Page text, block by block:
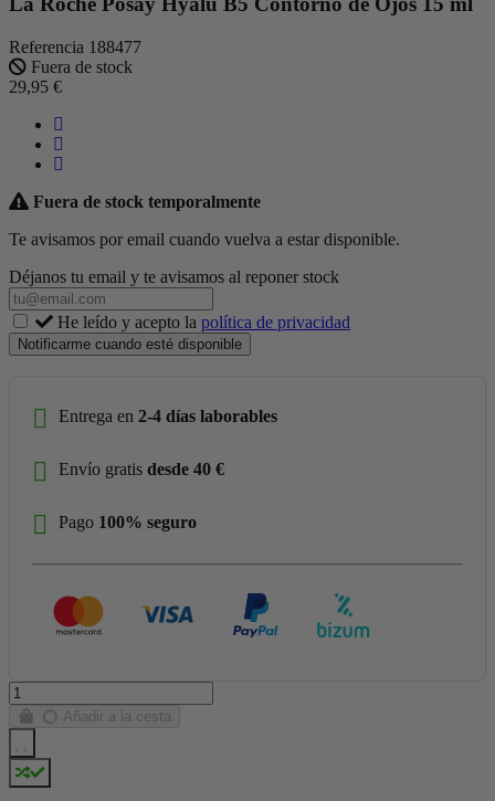
Referencia 188477
Fuera de stock
29,95 €
Fuera de stock temporalmente
Te avisamos por email cuando vuelva a estar disponible.
Déjanos tu email y te avisamos al reponer stock
He leído y acepto la política de privacidad
Notificarme cuando esté disponible
Entrega en 2-4 días laborables
Envío gratis desde 40 €
Pago 100% seguro
Añadir a la cesta